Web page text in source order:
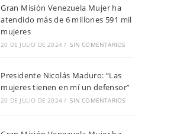
Gran Misión Venezuela Mujer ha
atendido más de 6 millones 591 mil
mujeres
20 DE JULIO DE 2024 / SIN COMENTARIOS
Presidente Nicolás Maduro: “Las
mujeres tienen en mí un defensor”
20 DE JULIO DE 2024 / SIN COMENTARIOS